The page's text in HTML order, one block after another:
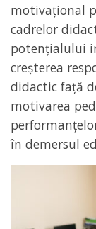
motivaţional
cadrelor
potenţialului
creşterea
didactic față
motivarea
în demersul